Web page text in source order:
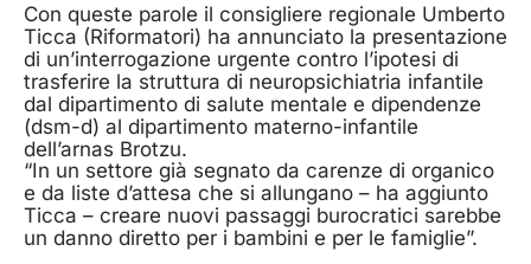
Con queste parole il consigliere regionale Umberto
Ticca (Riformatori) ha annunciato la presentazione
di un’interrogazione urgente contro l’ipotesi di
trasferire la struttura di neuropsichiatria infantile
dal dipartimento di salute mentale e dipendenze
(dsm-d) al dipartimento materno-infantile
dell’arnas Brotzu.
“In un settore già segnato da carenze di organico
e da liste d’attesa che si allungano – ha aggiunto
Ticca – creare nuovi passaggi burocratici sarebbe
un danno diretto per i bambini e per le famiglie”.